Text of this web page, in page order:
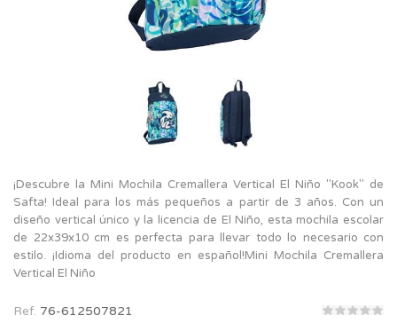
¡Descubre la Mini Mochila Cremallera Vertical El Niño "Kook" de
Safta! Ideal para los más pequeños a partir de 3 años. Con un
diseño vertical único y la licencia de El Niño, esta mochila escolar
de 22x39x10 cm es perfecta para llevar todo lo necesario con
estilo. ¡Idioma del producto en español!Mini Mochila Cremallera
Vertical El Niño
Ref. 76-612507821